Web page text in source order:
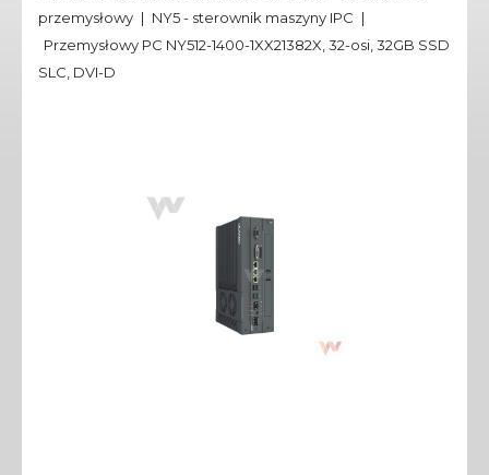
przemysłowy
NY5 - sterownik maszyny IPC
Przemysłowy PC NY512-1400-1XX21382X, 32-osi, 32GB SSD
SLC, DVI-D